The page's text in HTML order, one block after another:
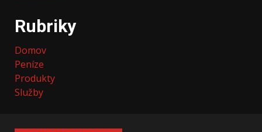
Rubriky
Domov
Peníze
Produkty
Služby